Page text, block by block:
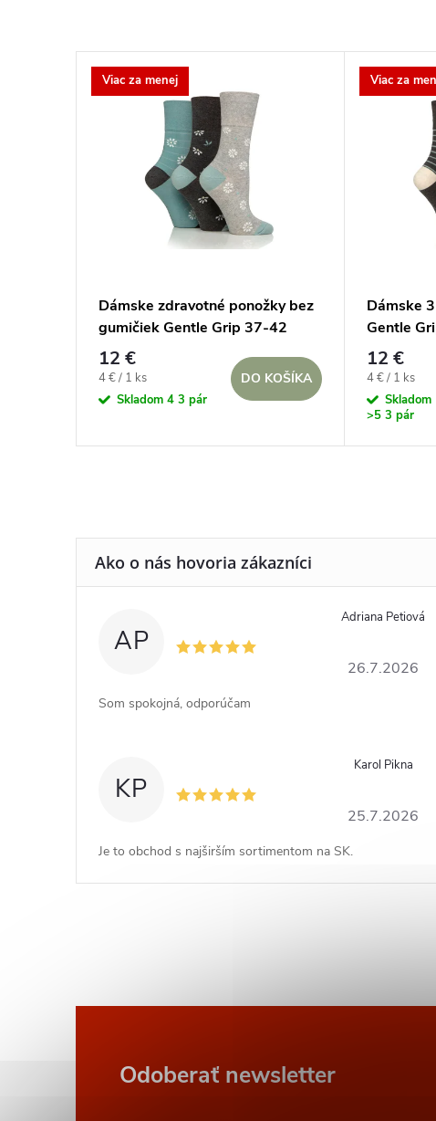
Viac za menej
Dámske zdravotné ponožky bez
gumičiek Gentle Grip 37-42
DAISY Mentolovo-sivý kvetinový
set, 3 páry
12 €
Jednotková
cena:
4 € / 1 ks
Skladom 4 3 pár
DO KOŠÍKA
Viac za
Dámske
Gentle
bez
12 €
Jednotková
cena:
4 € / 1 ks
Skladom
>5 3 pár
AP
Adriana Petiová
26.7.2026
Som spokojná, odporúčam
KP
Karol Pikna
25.7.2026
Je to obchod s najširším sortimentom na SK.
Odoberať newsletter